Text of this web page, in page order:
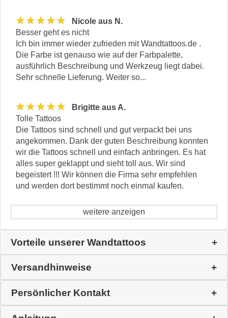
★★★★★
Nicole aus N.
Besser geht es nicht
Ich bin immer wieder zufrieden mit Wandtattoos.de .
Die Farbe ist genauso wie auf der Farbpalette,
ausführlich Beschreibung und Werkzeug liegt dabei.
Sehr schnelle Lieferung. Weiter so...
★★★★★
Brigitte aus A.
Tolle Tattoos
Die Tattoos sind schnell und gut verpackt bei uns
angekommen. Dank der guten Beschreibung konnten
wir die Tattoos schnell und einfach anbringen. Es hat
alles super geklappt und sieht toll aus. Wir sind
begeistert !!! Wir können die Firma sehr empfehlen
und werden dort bestimmt noch einmal kaufen.
weitere anzeigen
Vorteile unserer Wandtattoos
Versandhinweise
Persönlicher Kontakt